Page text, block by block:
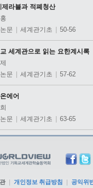
제라블과 적폐청산
문
세계관기초 50-56
세계관으로 읽는 요한계시록
문
세계관기초 57-62
에어
문
세계관기초 63-65
개인정보 취급방침 공익위